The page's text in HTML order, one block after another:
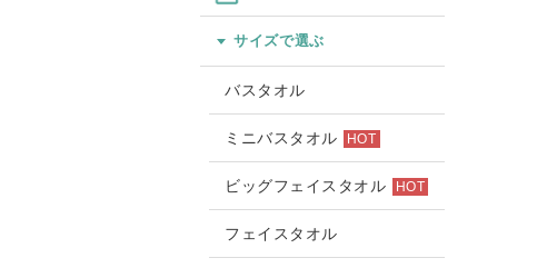
サイズで選ぶ
バスタオル
ミニバスタオル HOT
ビッグフェイスタオル HOT
フェイスタオル